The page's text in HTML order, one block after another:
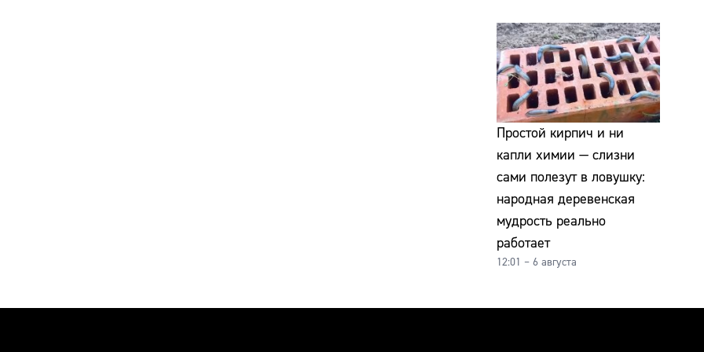
Простой кирпич и ни
капли химии — слизни
сами полезут в ловушку:
народная деревенская
мудрость реально
работает
12:01 – 6 августа